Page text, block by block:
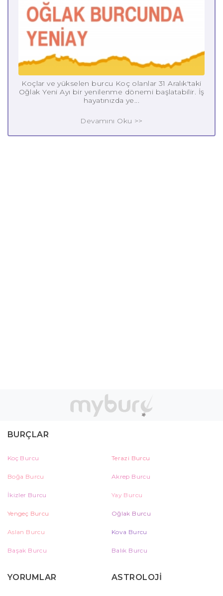
Koçlar ve yükselen burcu Koç olanlar 31 Aralık'taki
Oğlak Yeni Ayı bir yenilenme dönemi başlatabilir. İş
hayatınızda ye...
Devamını Oku >>
BURÇLAR
Koç Burcu Terazi Burcu
Boğa Burcu Akrep Burcu
İkizler Burcu Yay Burcu
Yengeç Burcu Oğlak Burcu
Aslan Burcu Kova Burcu
Başak Burcu Balık Burcu
YORUMLAR ASTROLOJİ